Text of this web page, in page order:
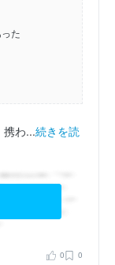
た
携わ...続きを読
0 0